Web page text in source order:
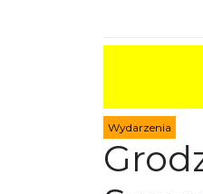
Wydarzenia